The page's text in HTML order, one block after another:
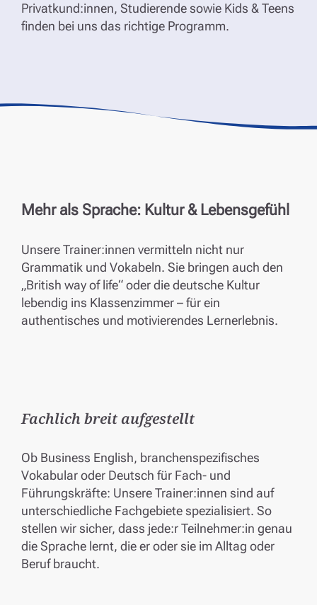
Privatkund:innen, Studierende sowie Kids & Teens
finden bei uns das richtige Programm.
Mehr als Sprache: Kultur & Lebensgefühl
Unsere Trainer:innen vermitteln nicht nur
Grammatik und Vokabeln. Sie bringen auch den
„British way of life“ oder die deutsche Kultur
lebendig ins Klassenzimmer – für ein
authentisches und motivierendes Lernerlebnis.
Fachlich breit aufgestellt
Ob Business English, branchenspezifisches
Vokabular oder Deutsch für Fach- und
Führungskräfte: Unsere Trainer:innen sind auf
unterschiedliche Fachgebiete spezialisiert. So
stellen wir sicher, dass jede:r Teilnehmer:in genau
die Sprache lernt, die er oder sie im Alltag oder
Beruf braucht.